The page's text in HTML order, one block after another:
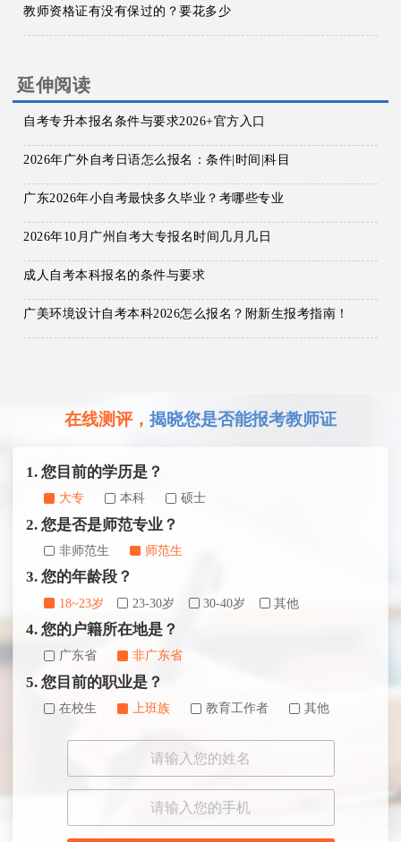
教师资格证有没有保过的？要花多少
延伸阅读
自考专升本报名条件与要求2026+官方入口
2026年广外自考日语怎么报名：条件|时间|科目
广东2026年小自考最快多久毕业？考哪些专业
2026年10月广州自考大专报名时间几月几日
成人自考本科报名的条件与要求
广美环境设计自考本科2026怎么报名？附新生报考指南！
在线测评， 揭晓您是否能报考教师证
1. 您目前的学历是？
大专 本科 硕士
2. 您是否是师范专业？
非师范生 师范生
3. 您的年龄段？
18~23岁 23-30岁 30-40岁 其他
4. 您的户籍所在地是？
广东省 非广东省
5. 您目前的职业是？
在校生 上班族 教育工作者 其他